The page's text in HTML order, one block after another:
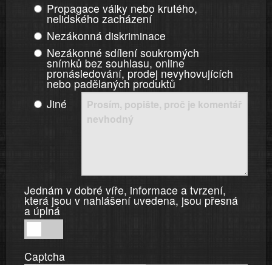
Propagace války nebo krutého,
nelidského zacházení
Nezákonná diskriminace
Nezákonné sdílení soukromých
snímků bez souhlasu, online
pronásledování, prodej nevyhovujících
nebo padělaných produktů
Jiné
Jednám v dobré víře, informace a tvrzení,
která jsou v nahlášení uvedena, jsou přesná
a úplná
v
dobré
Captcha